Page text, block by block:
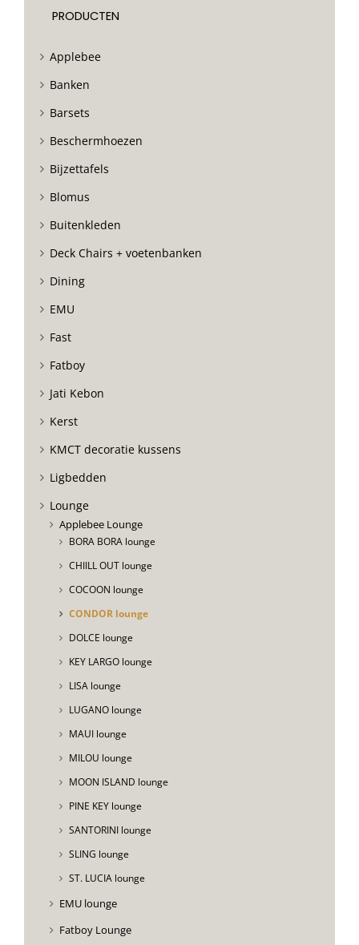
PRODUCTEN
Applebee
Banken
Barsets
Beschermhoezen
Bijzettafels
Blomus
Buitenkleden
Deck Chairs + voetenbanken
Dining
EMU
Fast
Fatboy
Jati Kebon
Kerst
KMCT decoratie kussens
Ligbedden
Lounge
Applebee Lounge
BORA BORA lounge
CHIILL OUT lounge
COCOON lounge
CONDOR lounge
DOLCE lounge
KEY LARGO lounge
LISA lounge
LUGANO lounge
MAUI lounge
MILOU lounge
MOON ISLAND lounge
PINE KEY lounge
SANTORINI lounge
SLING lounge
ST. LUCIA lounge
EMU lounge
Fatboy Lounge